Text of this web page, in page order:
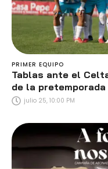
PRIMER EQUIPO
Tablas ante el
de la pretemporada
julio 25, 10:00 PM